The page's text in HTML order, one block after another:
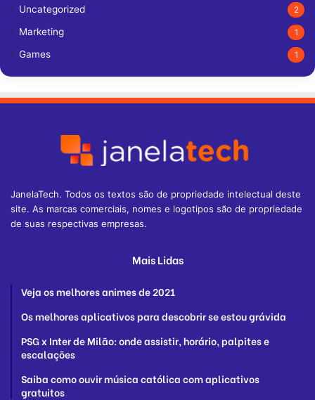
Uncategorized 2
Marketing 1
Games 1
JanelaTech. Todos os textos são de propriedade intelectual deste
site. As marcas comerciais, nomes e logotipos são de propriedade
de suas respectivas empresas.
Mais Lidas
Veja os melhores animes de 2021
Os melhores aplicativos para descobrir se estou grávida
PSG x Inter de Milão: onde assistir, horário, palpites e
escalações
Saiba como ouvir música católica com aplicativos
gratuitos